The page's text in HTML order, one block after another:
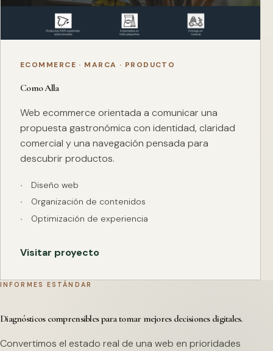
ECOMMERCE · MARCA · PRODUCTO
Como Alla
Web ecommerce orientada a comunicar una
propuesta gastronómica con identidad, claridad
comercial y una navegación pensada para
descubrir productos.
Diseño web
Organización de contenidos
Optimización de experiencia
Visitar proyecto
INFORMES ESTÁNDAR
Diagnósticos comprensibles para tomar mejores decisiones digitales.
Convertimos el estado real de una web en prioridades